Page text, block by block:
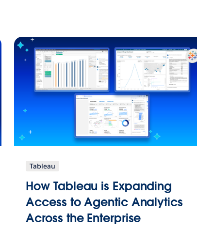
Tableau
How Tableau is Expanding
Access to Agentic Analytics
Across the Enterprise